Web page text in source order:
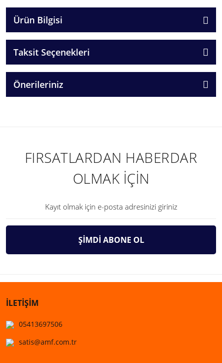
Ürün Bilgisi
Taksit Seçenekleri
Önerileriniz
FIRSATLARDAN HABERDAR
OLMAK İÇİN
ŞİMDİ ABONE OL
İLETİŞİM
05413697506
satis@amf.com.tr